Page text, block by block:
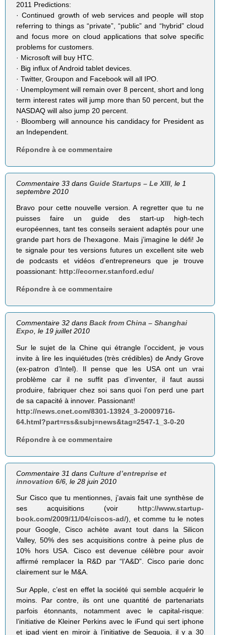
2011 Predictions:
· Continued growth of web services and people will stop
referring to things as “private”, “public” and “hybrid” cloud
and focus more on cloud applications that solve specific
problems for customers.
· Microsoft will buy HTC.
· Big influx of Android tablet devices.
· Twitter, Groupon and Facebook will all IPO.
· Unemployment will remain over 8 percent, short and long
term interest rates will jump more than 50 percent, but the
NASDAQ will also jump 20 percent.
· Bloomberg will announce his candidacy for President as
an Independent.
Répondre à ce commentaire
Commentaire 33 dansGuide Startups – Le XIII, le 1
septembre 2010
Bravo pour cette nouvelle version. A regretter que tu ne
puisses faire un guide des start-up high-tech
européennes, tant tes conseils seraient adaptés pour une
grande part hors de l’hexagone. Mais j’imagine le défi! Je
te signale pour tes versions futures un excellent site web
de podcasts et vidéos d’entrepreneurs que je trouve
poassionant: http://ecorner.stanford.edu/
Répondre à ce commentaire
Commentaire 32 dansBack from China – Shanghai
Expo, le 19 juillet 2010
Sur le sujet de la Chine qui étrangle l’occident, je vous
invite à lire les inquiétudes (très crédibles) de Andy Grove
(ex-patron d’Intel). Il pense que les USA ont un vrai
problème car il ne suffit pas d’inventer, il faut aussi
produire, fabriquer chez soi sans quoi l’on perd une part
de sa capacité à innover. Passionant!
http://news.cnet.com/8301-13924_3-20009716-
64.html?part=rss&subj=news&tag=2547-1_3-0-20
Répondre à ce commentaire
Commentaire 31 dansCulture d’entreprise et
innovation 6/6 , le 28 juin 2010
Sur Cisco que tu mentionnes, j’avais fait une synthèse de
ses acquisitions (voir http://www.startup-
book.com/2009/11/04/ciscos-ad/), et comme tu le notes
pour Google, Cisco achète avant tout dans la Silicon
Valley, 50% des ses acquisitions contre à peine plus de
10% hors USA. Cisco est devenue célèbre pour avoir
affirmé remplacer la R&D par “l’A&D”. Cisco parie donc
clairement sur le M&A.
Sur Apple, c’est en effet la société qui semble acquérir le
moins. Par contre, ils ont une quantité de partenariats
parfois étonnants, notamment avec le capital-risque:
l’initiative de Kleiner Perkins avec le iFund qui sert iphone
et ipad vient en miroir à l’initiative de Sequoia, il y a 30